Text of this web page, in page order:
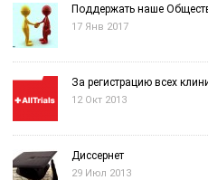
Поддержать наше
17 Янв 2017
За регистрацию всех
12 Окт 2013
Диссернет
29 Июл 2013